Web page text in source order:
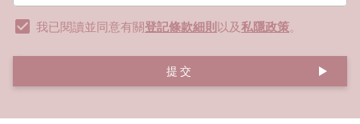
我已閱讀並同意有關登記條款細則以及私隱政策。
提交